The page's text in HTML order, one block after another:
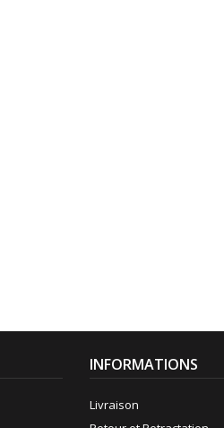
INFORMATIONS
Livraison